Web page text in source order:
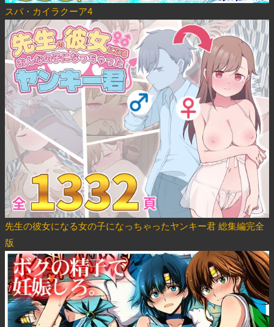
スパ・カイラクーア4
先生の彼女になる女の子になっちゃったヤンキー君 総集編完全
版